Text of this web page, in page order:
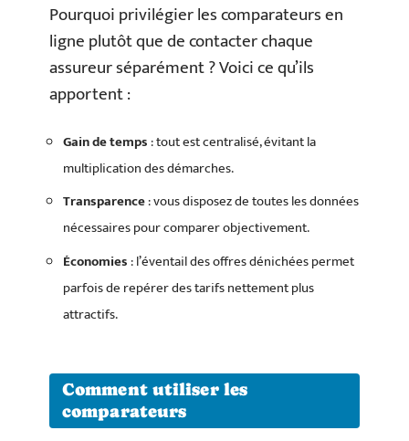
Pourquoi privilégier les comparateurs en
ligne plutôt que de contacter chaque
assureur séparément ? Voici ce qu’ils
apportent :
Gain de temps: tout est centralisé, évitant la
multiplication des démarches.
Transparence: vous disposez de toutes les données
nécessaires pour comparer objectivement.
Économies: l’éventail des offres dénichées permet
parfois de repérer des tarifs nettement plus
attractifs.
Comment utiliser les
comparateurs